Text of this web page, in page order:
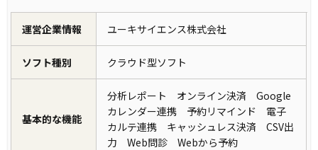
運営企業情報 ユーキサイエンス株式会社
ソフト種別 クラウド型ソフト
基本的な機能
分析レポート オンライン決済 Google
カレンダー連携 予約リマインド 電子
カルテ連携 キャッシュレス決済 CSV出
力 Web問診 Webから予約